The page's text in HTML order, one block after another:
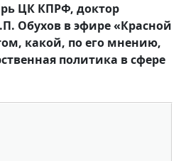
ЦК КПРФ, доктор
Обухов в эфире «Красной
какой, по его мнению,
политика в сфере